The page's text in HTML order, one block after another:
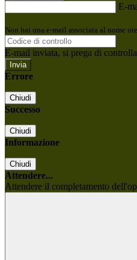
E-
Non hai una e-mail associata al nome
E-mail inviata, si prega di
Errore
Chiudi
Successo
Chiudi
Informazione
Chiudi
Attendere...
Attendere il completamento